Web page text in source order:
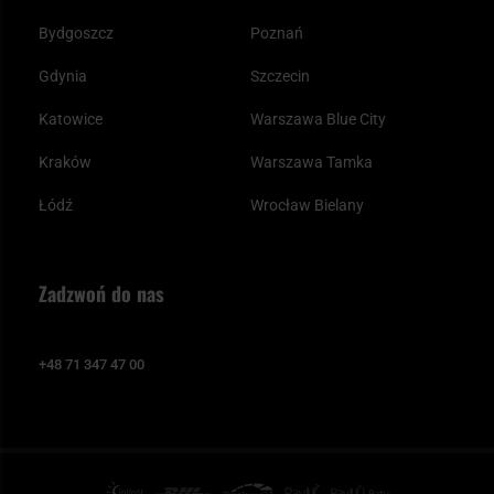
Bydgoszcz
Gdynia
Katowice
Kraków
Łódź
Poznań
Szczecin
Warszawa Blue City
Warszawa Tamka
Wrocław Bielany
Zadzwoń do nas
+48 71 347 47 00